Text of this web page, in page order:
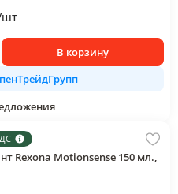
шт
В корзину
Rexona Motionsense 150 мл.,